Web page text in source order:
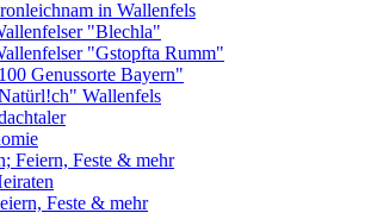
in Wallenfels
"Blechla"
"Gstopfta Rumm"
Genussorte Bayern"
Wallenfels
Feiern, Feste & mehr
Feste & mehr